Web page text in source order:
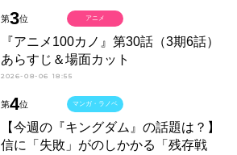
第3位
『アニメ100カノ』第30話（3期6話）
あらすじ＆場面カット
2026-08-06 18:55
アニメ
第4位
【今週の『キングダム』の話題は？】
信に「失敗」がのしかかる「残存戦
マンガ・ラノベ